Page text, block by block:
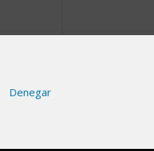
Denegar
que si haces clic en